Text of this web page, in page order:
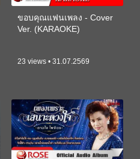
ขอบคุณแฟนเพลง - Cover
Ver. (KARAOKE)
23 views • 31.07.2569